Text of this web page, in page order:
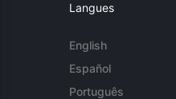
Langues
English
Español
Português